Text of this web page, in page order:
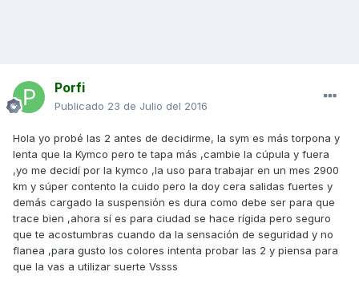
Porfi
Publicado 23 de Julio del 2016
Hola yo probé las 2 antes de decidirme, la sym es más torpona y
lenta que la Kymco pero te tapa más ,cambie la cúpula y fuera
,yo me decidí por la kymco ,la uso para trabajar en un mes 2900
km y súper contento la cuido pero la doy cera salidas fuertes y
demás cargado la suspensión es dura como debe ser para que
trace bien ,ahora sí es para ciudad se hace rígida pero seguro
que te acostumbras cuando da la sensación de seguridad y no
flanea ,para gusto los colores intenta probar las 2 y piensa para
que la vas a utilizar suerte Vssss